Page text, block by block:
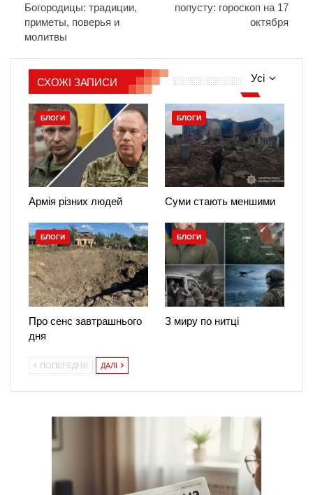
Богородицы: традиции,
приметы, поверья и
молитвы
попусту: гороскоп на 17
октября
Усі
СХОЖІ ЗАПИСИ
БЛОГИ
Армія різних людей
БЛОГИ
Суми стають меншими
БЛОГИ
Про сенс завтрашнього
дня
БЛОГИ
З миру по нитці
ПОПЕРЕДНЯ ДАЛІ